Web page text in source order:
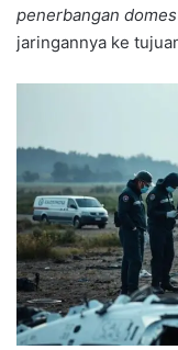
penerbangan
jaringannya ke